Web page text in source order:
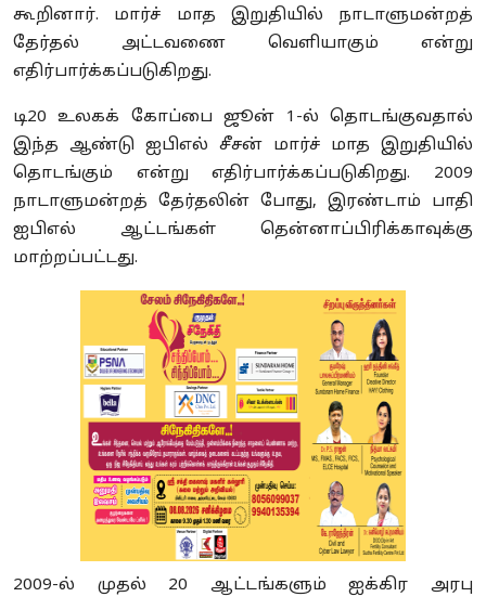
கூறினார். மார்ச் மாத இறுதியில் நாடாளுமன்றத்
தேர்தல் அட்டவணை வெளியாகும் என்று
எதிர்பார்க்கப்படுகிறது.
டி20 உலகக் கோப்பை ஜூன் 1-ல் தொடங்குவதால்
இந்த ஆண்டு ஐபிஎல் சீசன் மார்ச் மாத இறுதியில்
தொடங்கும் என்று எதிர்பார்க்கப்படுகிறது. 2009
நாடாளுமன்றத் தேர்தலின் போது, இரண்டாம் பாதி
ஐபிஎல் ஆட்டங்கள் தென்னாப்பிரிக்காவுக்கு
மாற்றப்பட்டது.
2009-ல் முதல் 20 ஆட்டங்களும் ஐக்கிர அரபு